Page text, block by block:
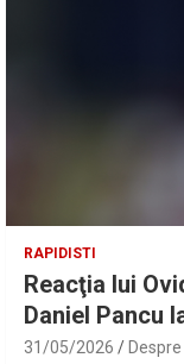
RAPIDISTI
Reacţia lui
Daniel Pancu
31/05/2026 Despre